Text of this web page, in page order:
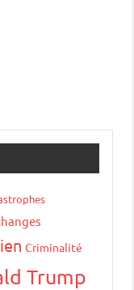
Criminalité
Trump